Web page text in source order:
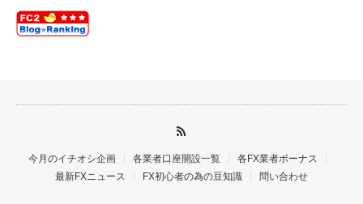
今月のイチオシ企画 各業者口座開設一覧
各FX業者ボーナス
最新FXニュース
FX初心者の為の豆知識 問い合わせ